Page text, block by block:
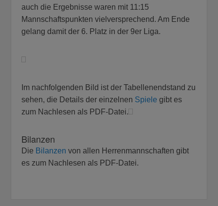
auch die Ergebnisse waren mit 11:15
Mannschaftspunkten vielversprechend. Am Ende
gelang damit der 6. Platz in der 9er Liga.
Im nachfolgenden Bild ist der Tabellenendstand zu
sehen, die Details der einzelnen Spiele gibt es
zum Nachlesen als PDF-Datei.
Bilanzen
Die Bilanzen von allen Herrenmannschaften gibt
es zum Nachlesen als PDF-Datei.